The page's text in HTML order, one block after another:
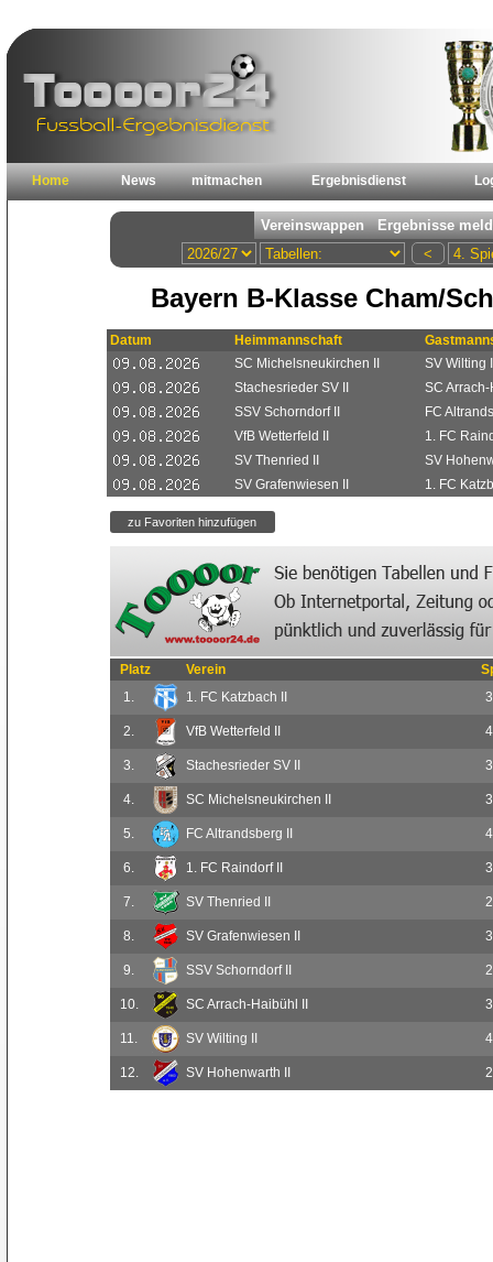
Home News mitmachen Ergebnisdienst
Bayern B-Klasse Cham/
Datum Heimmannschaft
SC Michelsneukirchen II
SV Wilting
Stachesrieder SV II
SC
SSV Schorndorf II
FC
VfB Wetterfeld II
1. FC
SV Thenried II
SV
SV Grafenwiesen II
1. FC
Platz Verein
1.
1. FC Katzbach II 3
2. VfB Wetterfeld II 4
3. Stachesrieder SV II 3
4. SC Michelsneukirchen II 3
5. FC Altrandsberg II 4
6. 1. FC Raindorf II 3
7. SV Thenried II 2
8. SV Grafenwiesen II 3
9. SSV Schorndorf II 2
10. SC Arrach-Haibühl II 3
11. SV Wilting II 4
12. SV Hohenwarth II 2